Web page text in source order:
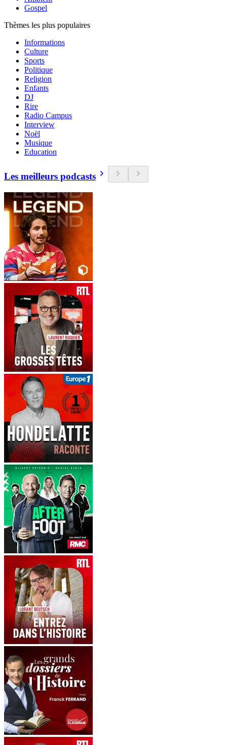
Gospel
Thèmes les plus populaires
Informations
Culture
Sports
Politique
Religion
Enfants
DJ
Rire
Radio Campus
Interview
Noël
Musique
Education
Les meilleurs podcasts